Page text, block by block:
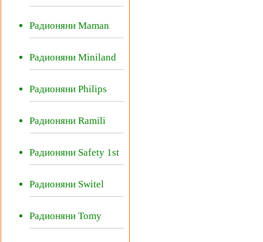
Радионяни Maman
Радионяни Miniland
Радионяни Philips
Радионяни Ramili
Радионяни Safety 1st
Радионяни Switel
Радионяни Tomy